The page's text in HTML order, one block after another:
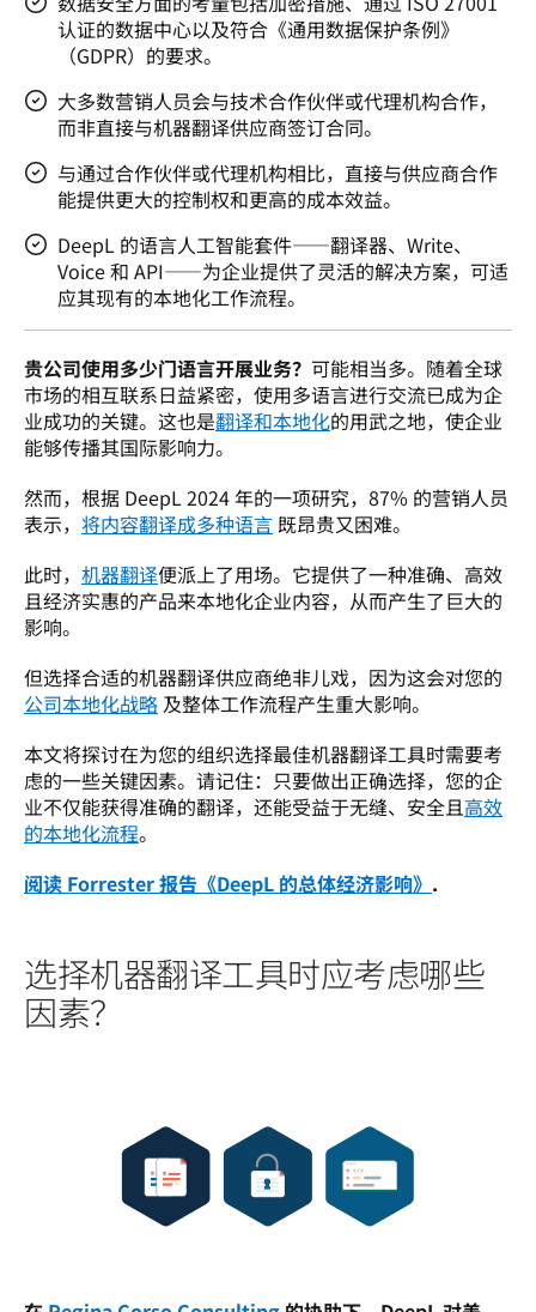
认证的数据中心以及符合《通用数据保护条例》
（GDPR）的要求。
大多数营销人员会与技术合作伙伴或代理机构合作，
而非直接与机器翻译供应商签订合同。
与通过合作伙伴或代理机构相比，直接与供应商合作
能提供更大的控制权和更高的成本效益。
DeepL 的语言人工智能套件——翻译器、Write、
Voice 和 API——为企业提供了灵活的解决方案，可适
应其现有的本地化工作流程。
贵公司使用多少门语言开展业务？ 可能相当多。随着全球
市场的相互联系日益紧密，使用多语言进行交流已成为企
业成功的关键。这也是翻译和本地化的用武之地，使企业
能够传播其国际影响力。
然而，根据 DeepL 2024 年的一项研究，87% 的营销人员
表示， 将内容翻译成多种语言 既昂贵又困难。
此时， 机器翻译便派上了用场。它提供了一种准确、高效
且经济实惠的产品来本地化企业内容，从而产生了巨大的
影响。
公司本地化战略 及整体工作流程产生重大影响。
本文将探讨在为您的组织选择最佳机器翻译工具时需要考
虑的一些关键因素。请记住：只要做出正确选择，您的企
业不仅能获得准确的翻译，还能受益于无缝、安全且高效
的本地化流程。
阅读 Forrester 报告《DeepL 的总体经济影响》 .
选择机器翻译工具时应考虑哪些
因素？